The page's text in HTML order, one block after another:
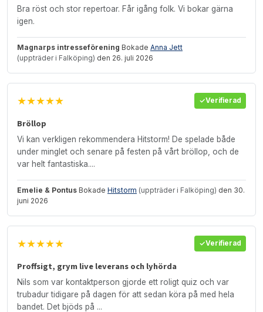
Bra röst och stor repertoar. Får igång folk. Vi bokar gärna
igen.
Magnarps intresseförening Bokade Anna Jett
(uppträder i Falköping) den 26. juli 2026
★★★★★ Verifierad
Bröllop
Vi kan verkligen rekommendera Hitstorm! De spelade både
under minglet och senare på festen på vårt bröllop, och de
var helt fantastiska....
Emelie & Pontus Bokade Hitstorm (uppträder i Falköping) den 30.
juni 2026
★★★★★ Verifierad
Proffsigt, grym live leverans och lyhörda
Nils som var kontaktperson gjorde ett roligt quiz och var
trubadur tidigare på dagen för att sedan köra på med hela
bandet. Det bjöds på ...